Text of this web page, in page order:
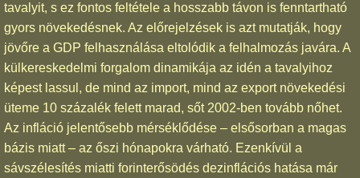
tavalyit, s ez fontos feltétele a hosszabb távon is fenntartható
gyors növekedésnek. Az előrejelzések is azt mutatják, hogy
jövőre a GDP felhasználása eltolódik a felhalmozás javára. A
külkereskedelmi forgalom dinamikája az idén a tavalyihoz
képest lassul, de mind az import, mind az export növekedési
üteme 10 százalék felett marad, sőt 2002-ben tovább nőhet.
Az infláció jelentősebb mérséklődése – elsősorban a magas
bázis miatt – az őszi hónapokra várható. Ezenkívül a
sávszélesítés miatti forinterősödés dezinflációs hatása már